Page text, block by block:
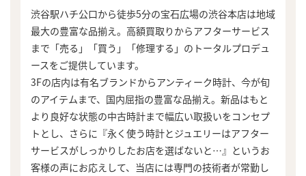
渋谷駅ハチ公口から徒歩5分の宝石広場の渋谷本店は地域
最大の豊富な品揃え。高額買取りからアフターサービス
まで「売る」「買う」「修理する」のトータルプロデュ
ースをご提供しています。
3Fの店内は有名ブランドからアンティーク時計、今が旬
のアイテムまで、国内屈指の豊富な品揃え。新品はもと
より良好な状態の中古時計まで幅広い取扱いをコンセプ
トとし、さらに『永く使う時計とジュエリーはアフター
サービスがしっかりしたお店を選ばないと…』というお
客様の声にお応えして、当店には専門の技術者が常勤し